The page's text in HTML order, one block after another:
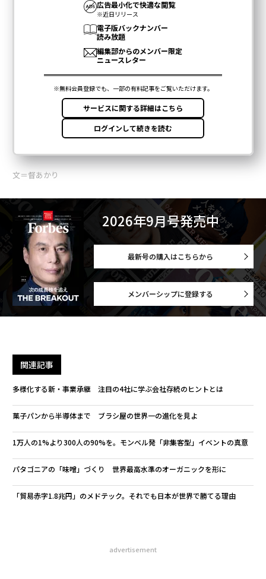
文＝督あかり
2026年9月号発売中
最新号の購入はこちらから
メンバーシップに登録する
関連記事
多様化する新・事業承継 注目の4社に学ぶ会社存続のヒントとは
菓子パンから半導体まで ブラシ屋の世界一の進化を見よ
1万人の1%より300人の90%を。モンベル発「非集客型」イベントの真意
パタゴニアの「味噌」づくり 世界最高水準のオーガニックを形に
「貿易赤字1.8兆円」のメドテック。それでも日本が世界で勝てる理由
advertisement